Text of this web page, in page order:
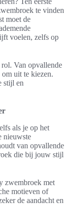
te vinden
moet de
voelen, zelfs op
Van opvallende
uit te kiezen.
stijl en
als je op het
nieuwste
van opvallende
die bij jouw stijl
zwembroek met
motieven of
de aandacht en